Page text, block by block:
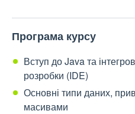
Програма курсу
Вступ до Java та
розробки (IDE)
Основні типи даних,
масивами